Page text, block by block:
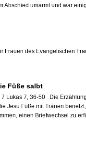
Abschied umarmt und war
Frauen des Evangelischen
Füße salbt
Lukas 7, 36-50 Die
Jesu Füße mit Tränen
einen Briefwechsel zu